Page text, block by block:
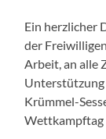
Ein herzlicher
der
Arbeit, an alle
Unterstützung
Krümmel-
Wettkampftag